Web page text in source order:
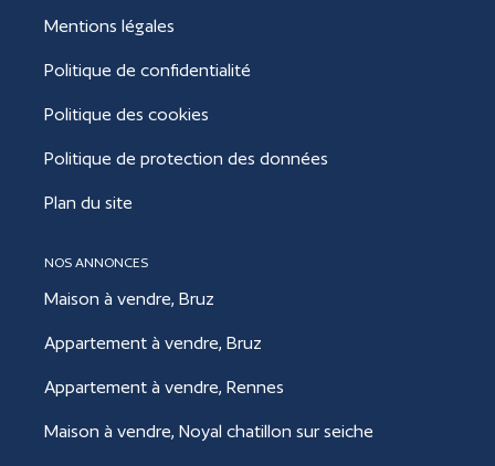
Mentions légales
Politique de confidentialité
Politique des cookies
Politique de protection des données
Plan du site
NOS ANNONCES
Maison à vendre, Bruz
Appartement à vendre, Bruz
Appartement à vendre, Rennes
Maison à vendre, Noyal chatillon sur seiche